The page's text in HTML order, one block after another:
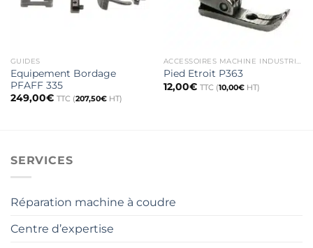
GUIDES
Equipement Bordage
PFAFF 335
249,00€ TTC (207,50€HT)
ACCESSOIRES MACHINE INDUSTRIELLE
Pied Etroit P363
12,00€ TTC (10,00€HT)
SERVICES
Réparation machine à coudre
Centre d’expertise